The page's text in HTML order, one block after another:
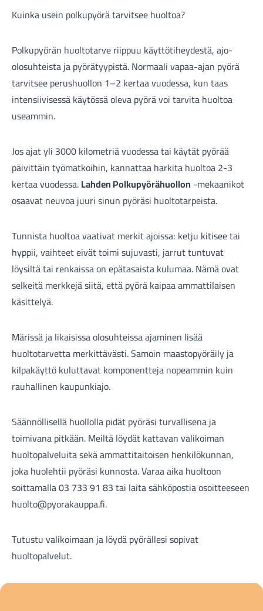
Kuinka usein polkupyörä tarvitsee huoltoa?
Polkupyörän huoltotarve riippuu käyttötiheydestä, ajo-
olosuhteista ja pyörätyypistä. Normaali vapaa-ajan pyörä
tarvitsee perushuollon 1–2 kertaa vuodessa, kun taas
intensiivisessä käytössä oleva pyörä voi tarvita huoltoa
useammin.
Jos ajat yli 3000 kilometriä vuodessa tai käytät pyörää
päivittäin työmatkoihin, kannattaa harkita huoltoa 2-3
kertaa vuodessa.Lahden Polkupyörähuollon -mekaanikot
osaavat neuvoa juuri sinun pyöräsi huoltotarpeista.
Tunnista huoltoa vaativat merkit ajoissa: ketju kitisee tai
hyppii, vaihteet eivät toimi sujuvasti, jarrut tuntuvat
löysiltä tai renkaissa on epätasaista kulumaa. Nämä ovat
selkeitä merkkejä siitä, että pyörä kaipaa ammattilaisen
käsittelyä.
Märissä ja likaisissa olosuhteissa ajaminen lisää
huoltotarvetta merkittävästi. Samoin maastopyöräily ja
kilpakäyttö kuluttavat komponentteja nopeammin kuin
rauhallinen kaupunkiajo.
Säännöllisellä huollolla pidät pyöräsi turvallisena ja
toimivana pitkään. Meiltä löydät kattavan valikoiman
huoltopalveluita sekä ammattitaitoisen henkilökunnan,
joka huolehtii pyöräsi kunnosta. Varaa aika huoltoon
soittamalla 03 733 91 83 tai laita sähköpostia osoitteeseen
huolto@pyorakauppa.fi.
Tutustu valikoimaanja löydä pyörällesi sopivat
huoltopalvelut.